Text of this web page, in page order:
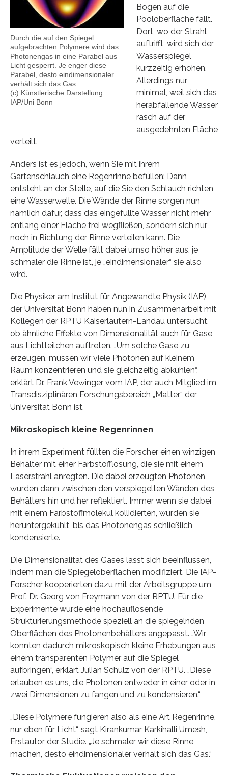
Durch die auf den Spiegel
aufgebrachten Polymere wird das
Photonengas in eine Parabel aus
Licht gesperrt. Je enger diese
Parabel, desto eindimensionaler
verhält sich das Gas.
(c) Künstlerische Darstellung:
IAP/Uni Bonn
Bogen auf die
Pooloberfläche fällt.
Dort, wo der Strahl
auftrifft, wird sich der
Wasserspiegel
kurzzeitig erhöhen.
Allerdings nur
minimal, weil sich das
herabfallende Wasser
rasch auf der
ausgedehnten Fläche
verteilt.
Anders ist es jedoch, wenn Sie mit ihrem
Gartenschlauch eine Regenrinne befüllen: Dann
entsteht an der Stelle, auf die Sie den Schlauch richten,
eine Wasserwelle. Die Wände der Rinne sorgen nun
nämlich dafür, dass das eingefüllte Wasser nicht mehr
entlang einer Fläche frei wegfließen, sondern sich nur
noch in Richtung der Rinne verteilen kann. Die
Amplitude der Welle fällt dabei umso höher aus, je
schmaler die Rinne ist, je „eindimensionaler“ sie also
wird.
Die Physiker am Institut für Angewandte Physik (IAP)
der Universität Bonn haben nun in Zusammenarbeit mit
Kollegen der RPTU Kaiserlautern-Landau untersucht,
ob ähnliche Effekte von Dimensionalität auch für Gase
aus Lichtteilchen auftreten. „Um solche Gase zu
erzeugen, müssen wir viele Photonen auf kleinem
Raum konzentrieren und sie gleichzeitig abkühlen“,
erklärt Dr. Frank Vewinger vom IAP, der auch Mitglied im
Transdisziplinären Forschungsbereich „Matter“ der
Universität Bonn ist.
Mikroskopisch kleine Regenrinnen
In ihrem Experiment füllten die Forscher einen winzigen
Behälter mit einer Farbstofflösung, die sie mit einem
Laserstrahl anregten. Die dabei erzeugten Photonen
wurden dann zwischen den verspiegelten Wänden des
Behälters hin und her reflektiert. Immer wenn sie dabei
mit einem Farbstoffmolekül kollidierten, wurden sie
heruntergekühlt, bis das Photonengas schließlich
kondensierte.
Die Dimensionalität des Gases lässt sich beeinflussen,
indem man die Spiegeloberflächen modifiziert. Die IAP-
Forscher kooperierten dazu mit der Arbeitsgruppe um
Prof. Dr. Georg von Freymann von der RPTU. Für die
Experimente wurde eine hochauflösende
Strukturierungsmethode speziell an die spiegelnden
Oberflächen des Photonenbehälters angepasst. „Wir
konnten dadurch mikroskopisch kleine Erhebungen aus
einem transparenten Polymer auf die Spiegel
aufbringen“, erklärt Julian Schulz von der RPTU. „Diese
erlauben es uns, die Photonen entweder in einer oder in
zwei Dimensionen zu fangen und zu kondensieren.“
„Diese Polymere fungieren also als eine Art Regenrinne,
nur eben für Licht“, sagt Kirankumar Karkihalli Umesh,
Erstautor der Studie. „Je schmaler wir diese Rinne
machen, desto eindimensionaler verhält sich das Gas.“